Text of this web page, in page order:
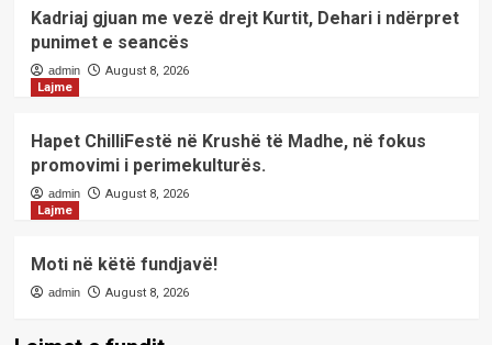
Kadriaj gjuan me vezë drejt Kurtit, Dehari i ndërpret
punimet e seancës
admin
August 8, 2026
Lajme
Hapet ChilliFestë në Krushë të Madhe, në fokus
promovimi i perimekulturës.
admin
August 8, 2026
Lajme
Moti në këtë fundjavë!
admin August 8, 2026